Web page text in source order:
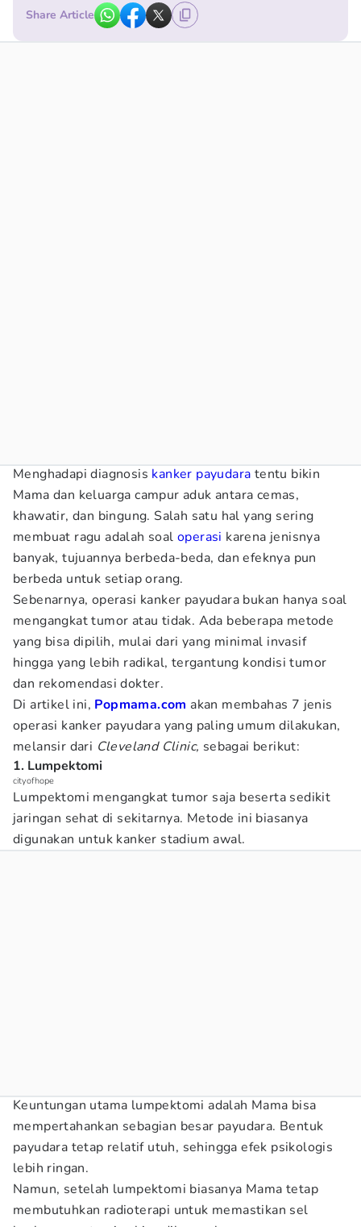
Share Article
Menghadapi diagnosis kanker payudara tentu bikin
Mama dan keluarga campur aduk antara cemas,
khawatir, dan bingung. Salah satu hal yang sering
membuat ragu adalah soal operasi karena jenisnya
banyak, tujuannya berbeda-beda, dan efeknya pun
berbeda untuk setiap orang.
Sebenarnya, operasi kanker payudara bukan hanya soal
mengangkat tumor atau tidak. Ada beberapa metode
yang bisa dipilih, mulai dari yang minimal invasif
hingga yang lebih radikal, tergantung kondisi tumor
dan rekomendasi dokter.
Di artikel ini, Popmama.com akan membahas 7 jenis
operasi kanker payudara yang paling umum dilakukan,
melansir dari Cleveland Clinic, sebagai berikut:
1. Lumpektomi
cityofhope
Lumpektomi mengangkat tumor saja beserta sedikit
jaringan sehat di sekitarnya. Metode ini biasanya
digunakan untuk kanker stadium awal.
Keuntungan utama lumpektomi adalah Mama bisa
mempertahankan sebagian besar payudara. Bentuk
payudara tetap relatif utuh, sehingga efek psikologis
lebih ringan.
Namun, setelah lumpektomi biasanya Mama tetap
membutuhkan radioterapi untuk memastikan sel